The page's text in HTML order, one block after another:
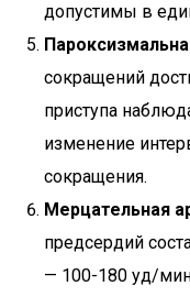
допустимы в
сокращений
приступа
изменение
сокращения.
Мерцательная
предсердий
— 100-180 уд/